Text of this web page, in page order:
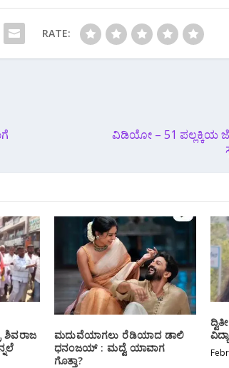
RATE:
ವಿಡಿಯೋ – 51 ಪಲ್ಲಕ್ಕಿಯ
ಶಿವರಾಜ
ಮದುವೆಯಾಗಲು ರೆಡಿಯಾದ ಡಾಲಿ
ಧನಂಜಯ್​ : ಮದ್ವೆ ಯಾವಾಗ
ಗೊತ್ತಾ?